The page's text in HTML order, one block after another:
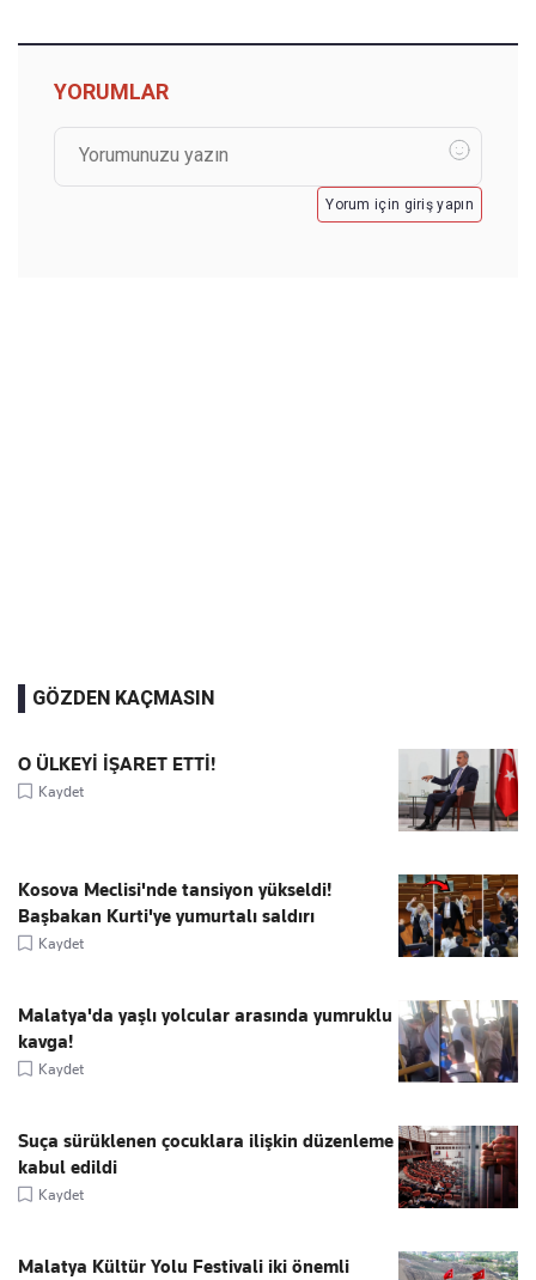
YORUMLAR
Yorum için giriş yapın
GÖZDEN KAÇMASIN
O ÜLKEYİ İŞARET ETTİ!
Kaydet
Kosova Meclisi'nde tansiyon yükseldi!
Başbakan Kurti'ye yumurtalı saldırı
Kaydet
Malatya'da yaşlı yolcular arasında yumruklu
kavga!
Kaydet
Suça sürüklenen çocuklara ilişkin düzenleme
kabul edildi
Kaydet
Malatya Kültür Yolu Festivali iki önemli